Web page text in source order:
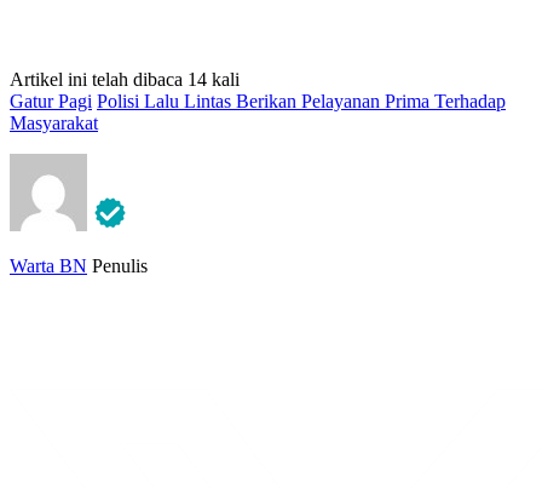
Artikel ini telah dibaca 14 kali
Gatur Pagi Polisi Lalu Lintas Berikan Pelayanan Prima Terhadap
Masyarakat
Warta BN Penulis